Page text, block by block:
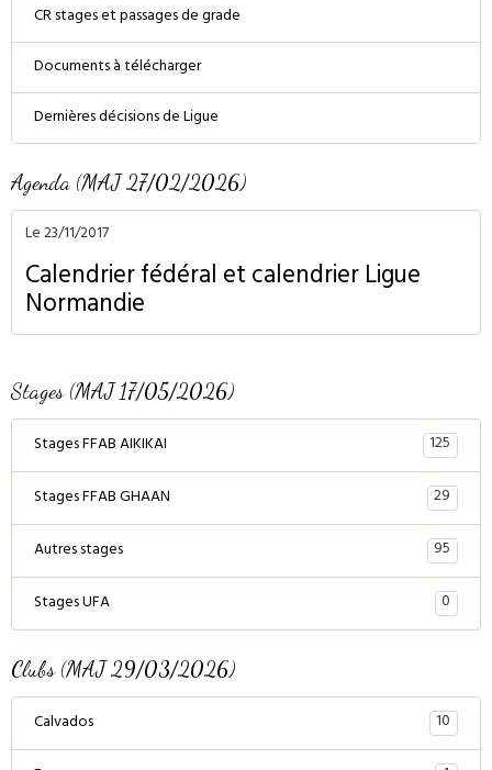
CR stages et passages de grade
Documents à télécharger
Dernières décisions de Ligue
Agenda (MAJ 27/02/2026)
Le 23/11/2017
Calendrier fédéral et calendrier Ligue
Normandie
Stages (MAJ 17/05/2026)
Stages FFAB AIKIKAI
125
Stages FFAB GHAAN
29
Autres stages
95
Stages UFA
0
Clubs (MAJ 29/03/2026)
Calvados
10